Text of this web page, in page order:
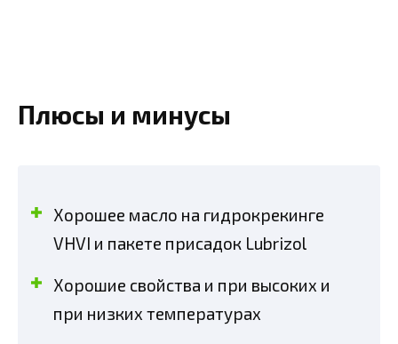
Плюсы и минусы
Хорошее масло на гидрокрекинге
VHVI и пакете присадок Lubrizol
Хорошие свойства и при высоких и
при низких температурах